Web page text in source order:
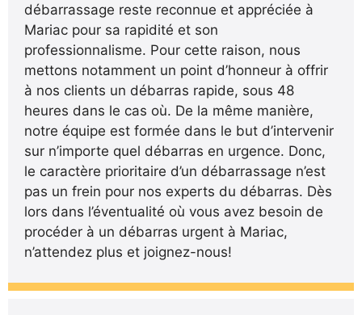
débarrassage reste reconnue et appréciée à
Mariac pour sa rapidité et son
professionnalisme. Pour cette raison, nous
mettons notamment un point d’honneur à offrir
à nos clients un débarras rapide, sous 48
heures dans le cas où. De la même manière,
notre équipe est formée dans le but d’intervenir
sur n’importe quel débarras en urgence. Donc,
le caractère prioritaire d’un débarrassage n’est
pas un frein pour nos experts du débarras. Dès
lors dans l’éventualité où vous avez besoin de
procéder à un débarras urgent à Mariac,
n’attendez plus et joignez-nous!